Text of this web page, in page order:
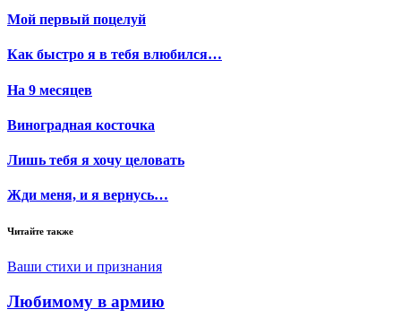
Мой первый поцелуй
Как быстро я в тебя влюбился…
На 9 месяцев
Виноградная косточка
Лишь тебя я хочу целовать
Жди меня, и я вернусь…
Читайте также
Ваши стихи и признания
Любимому в армию